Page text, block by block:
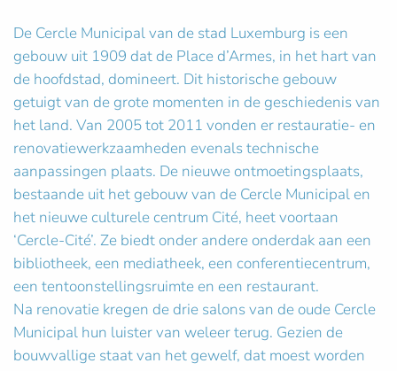
De Cercle Municipal van de stad Luxemburg is een
gebouw uit 1909 dat de Place d’Armes, in het hart van
de hoofdstad, domineert. Dit historische gebouw
getuigt van de grote momenten in de geschiedenis van
het land. Van 2005 tot 2011 vonden er restauratie- en
renovatiewerkzaamheden evenals technische
aanpassingen plaats. De nieuwe ontmoetingsplaats,
bestaande uit het gebouw van de Cercle Municipal en
het nieuwe culturele centrum Cité, heet voortaan
‘Cercle-Cité’. Ze biedt onder andere onderdak aan een
bibliotheek, een mediatheek, een conferentiecentrum,
een tentoonstellingsruimte en een restaurant.
Na renovatie kregen de drie salons van de oude Cercle
Municipal hun luister van weleer terug. Gezien de
bouwvallige staat van het gewelf, dat moest worden